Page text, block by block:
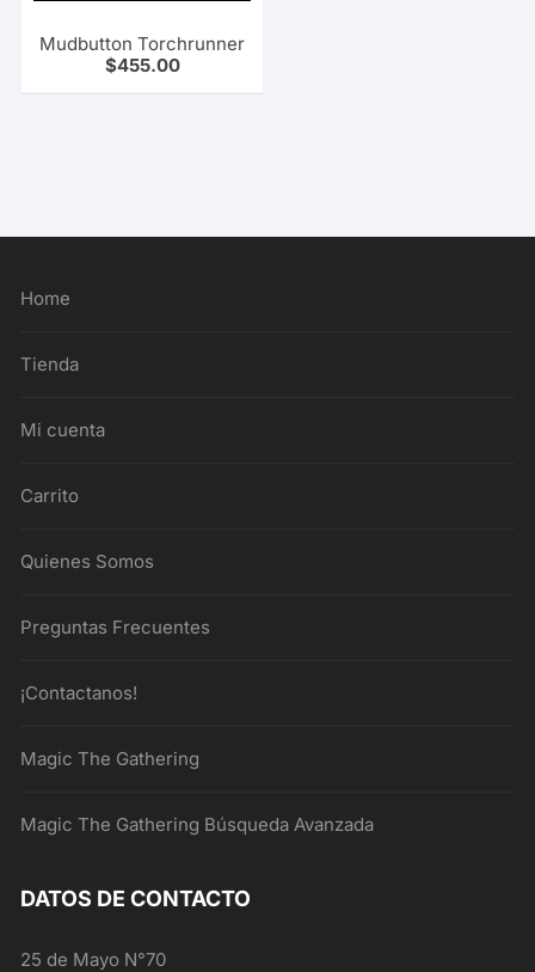
Mudbutton Torchrunner
$455.00
Home
Tienda
Mi cuenta
Carrito
Quienes Somos
Preguntas Frecuentes
¡Contactanos!
Magic The Gathering
Magic The Gathering Búsqueda Avanzada
DATOS DE CONTACTO
25 de Mayo N°70